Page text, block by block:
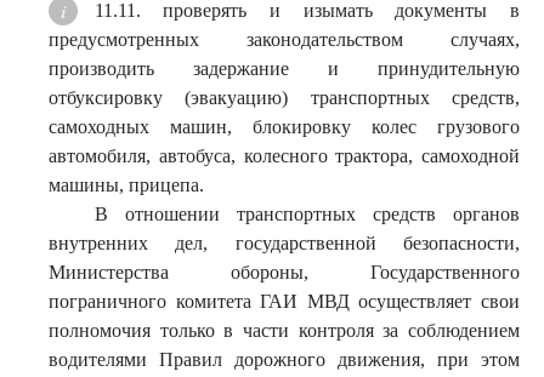
11.11. проверять и изымать документы в
предусмотренных законодательством случаях,
производить задержание и принудительную
отбуксировку (эвакуацию) транспортных средств,
самоходных машин, блокировку колес грузового
автомобиля, автобуса, колесного трактора, самоходной
машины, прицепа.
В отношении транспортных средств органов
внутренних дел, государственной безопасности,
Министерства обороны, Государственного
пограничного комитета ГАИ МВД осуществляет свои
полномочия только в части контроля за соблюдением
водителями Правил дорожного движения, при этом